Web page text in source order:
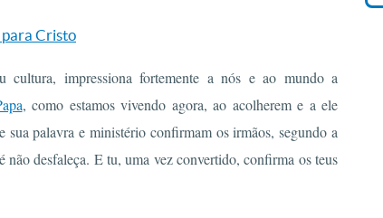
para Cristo
cultura, impressiona fortemente a nós e ao mundo a
, como estamos vivendo agora, ao acolherem e a ele
sua palavra e ministério confirmam os irmãos, segundo a
desfaleça. E tu, uma vez convertido, confirma os teus